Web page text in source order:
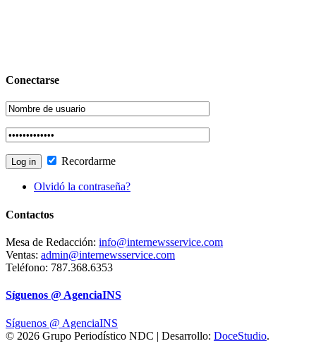
Conectarse
Recordarme
Olvidó la contraseña?
Contactos
Mesa de Redacción: info@internewsservice.com
Ventas: admin@internewsservice.com
Teléfono: 787.368.6353
Síguenos @ AgenciaINS
Síguenos @ AgenciaINS
© 2026 Grupo Periodístico NDC | Desarrollo: DoceStudio.